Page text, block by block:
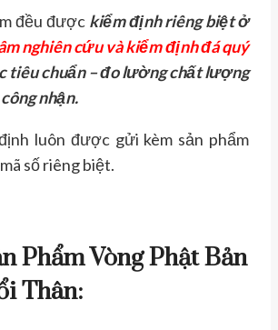
đều được kiểm định riêng biệt ở
nghiên cứu và kiểm định đá quý
tiêu chuẩn – đo lường chất lượng
nhận.
luôn được gửi kèm sản phẩm
số riêng biệt.
Phẩm Vòng Phật Bản
Thân: